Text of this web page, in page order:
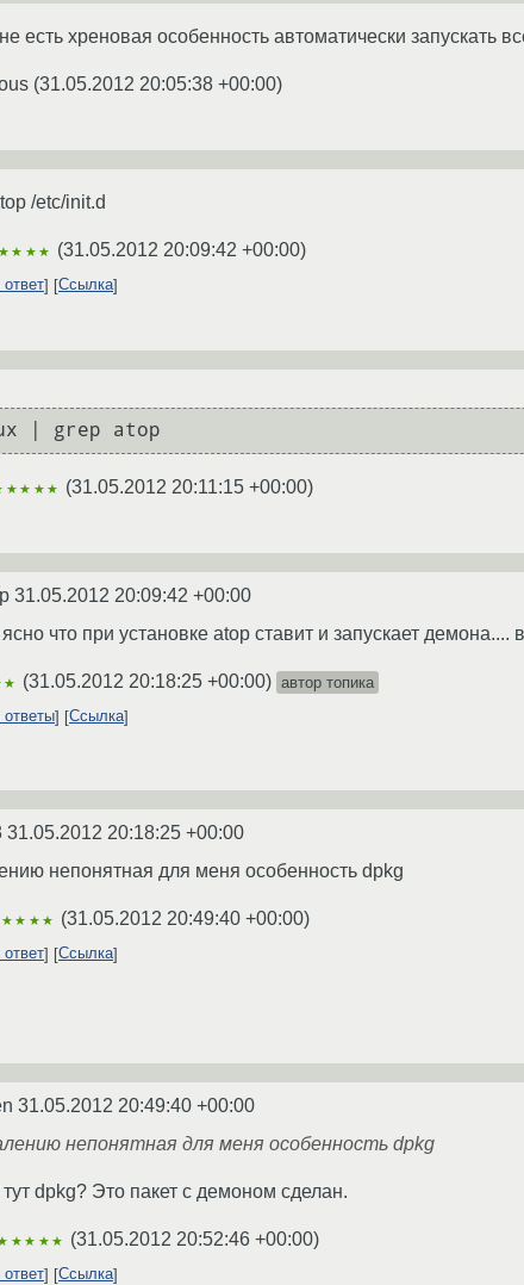
есть хреновая особенность автоматически
(31.05.2012 20:05:38 +00:00)
/etc/init.d
(31.05.2012 20:09:42 +00:00)
ответ Ссылка
| grep atop
(31.05.2012 20:11:15 +00:00)
31.05.2012 20:09:42 +00:00
что при установке atop ставит и запускает демона....
(31.05.2012 20:18:25 +00:00) автор топика
ответы
Ссылка
31.05.2012 20:18:25 +00:00
непонятная для меня особенность dpkg
(31.05.2012 20:49:40 +00:00)
ответ Ссылка
31.05.2012 20:49:40 +00:00
непонятная для меня особенность dpkg
dpkg? Это пакет с демоном сделан.
(31.05.2012 20:52:46 +00:00)
ответ Ссылка